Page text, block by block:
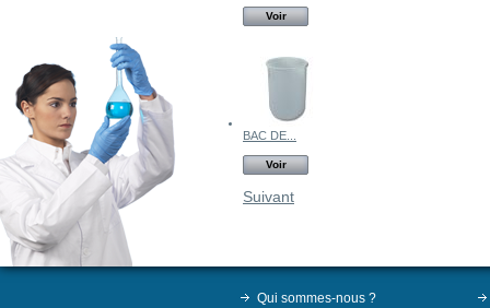
Voir
BAC DE...
Voir
Suivant
Qui sommes-nous ?